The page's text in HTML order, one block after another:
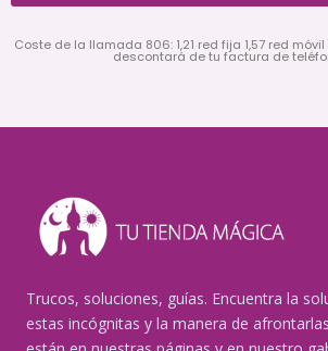
Coste de la llamada 806: 1,21 red fija 1,57 red
descontará de tu factura de
Trucos, soluciones, guías. Encuentra la
estas incógnitas y la manera de